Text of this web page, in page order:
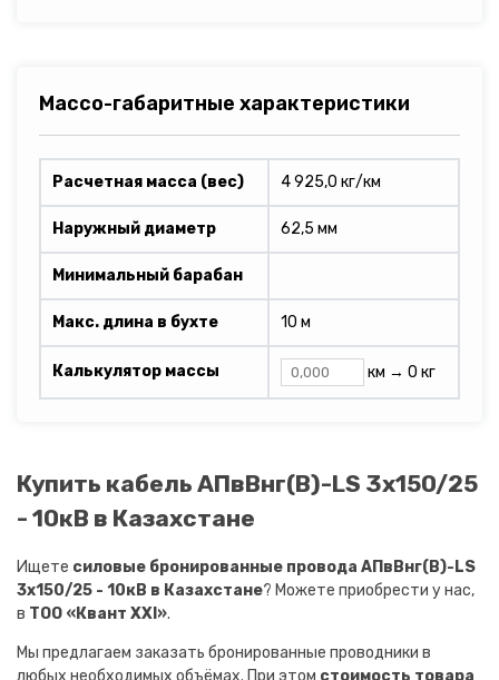
Массо-габаритные характеристики
Расчетная масса (вес) 4 925,0 кг/км
Наружный диаметр 62,5 мм
Минимальный барабан
Макс. длина в бухте 10 м
Калькулятор массы км → 0 кг
Купить кабель АПвВнг(B)-LS 3х150/25
- 10кВ в Казахстане
Ищете силовые бронированные провода АПвВнг(B)-LS
3х150/25 - 10кВ в Казахстане? Можете приобрести у нас,
в ТОО «Квант XXI».
Мы предлагаем заказать бронированные проводники в
любых необходимых объёмах. При этом стоимость товара